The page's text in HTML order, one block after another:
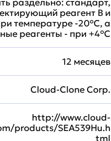
раздельно: стандарт,
реагент B и
температуре -20°C, а
реагенты - при +4°С
12 месяцев
Cloud-Clone Corp.
http://www.cloud-
products/SEA539Hu.h
tml